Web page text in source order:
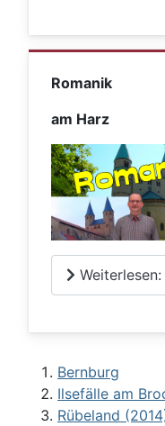
Romanik
am Harz
Bernburg
Ilsefälle am
Rübeland